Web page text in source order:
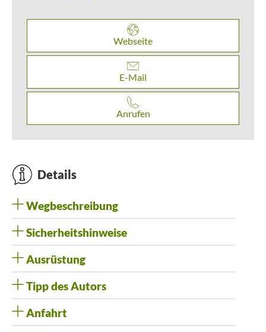
Webseite
E-Mail
Anrufen
Details
Wegbeschreibung
Sicherheitshinweise
Ausrüstung
Tipp des Autors
Anfahrt